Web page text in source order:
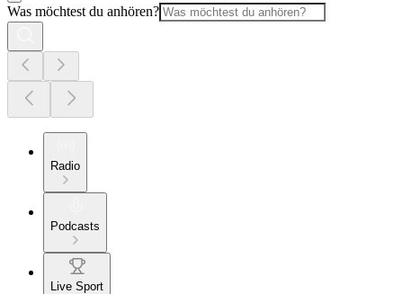
Was möchtest du anhören?
Radio
Podcasts
Live Sport